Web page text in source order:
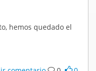
hemos quedado el